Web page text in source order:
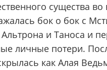
существа во
бок о бок с
и Таноса и
личные потери.
как Алая